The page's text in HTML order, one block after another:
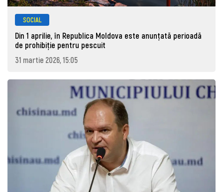
SOCIAL
Din 1 aprilie, în Republica Moldova este anunţată perioadă
de prohibiţie pentru pescuit
31 martie 2026, 15:05